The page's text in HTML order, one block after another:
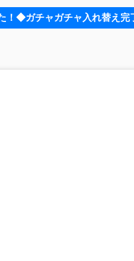
！◆ガチャガチャ入れ替え完